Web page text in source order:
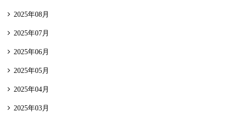
2025年08月
2025年07月
2025年06月
2025年05月
2025年04月
2025年03月